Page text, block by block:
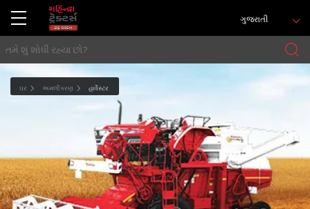
ગુજરાતી
ઘર અમલીકરણ હાર્વેસ્ટર